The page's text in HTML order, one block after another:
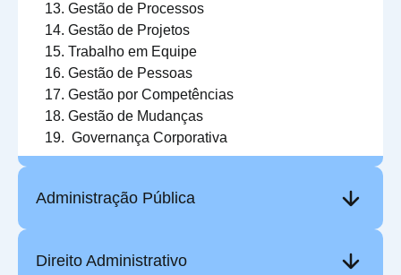
Gestão de Processos
Gestão de Projetos
Trabalho em Equipe
Gestão de Pessoas
Gestão por Competências
Gestão de Mudanças
Governança Corporativa
Administração Pública
Direito Administrativo